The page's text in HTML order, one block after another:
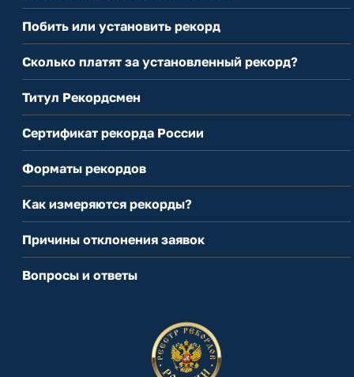
Побить или установить рекорд
Сколько платят за установленный рекорд?
Титул Рекордсмен
Сертификат рекорда России
Форматы рекордов
Как измеряются рекорды?
Причины отклонения заявок
Вопросы и ответы